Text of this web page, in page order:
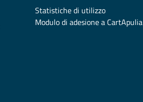
Statistiche di utilizzo
Modulo di adesione a CartApulia